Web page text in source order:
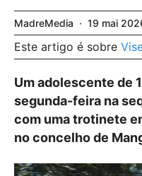
MadreMedia 19 mai
Este artigo é sobre
Um adolescente de
segunda-feira na
com uma trotinete
no concelho de